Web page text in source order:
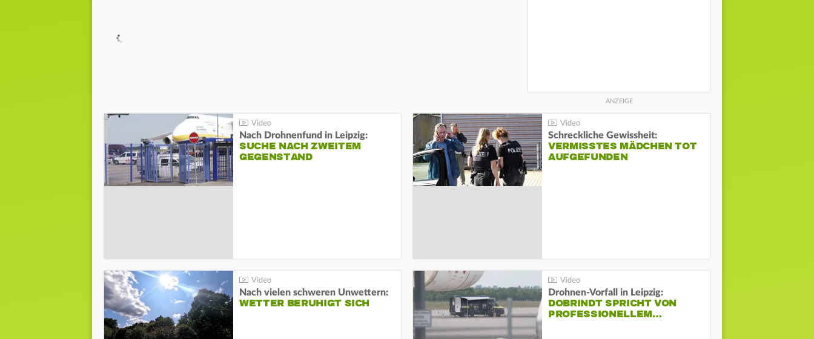
Nach Drohnenfund in Leipzig:
SUCHE NACH ZWEITEM
GEGENSTAND
Schreckliche Gewissheit:
VERMISSTES MÄDCHEN TOT
AUFGEFUNDEN
Nach vielen schweren Unwettern:
WETTER BERUHIGT SICH
Drohnen-Vorfall in Leipzig:
DOBRINDT SPRICHT VON
PROFESSIONELLEM…